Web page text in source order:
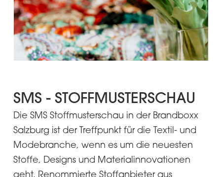
SMS - STOFFMUSTERSCHAU
Die SMS Stoffmusterschau in der Brandboxx
Salzburg ist der Treffpunkt für die Textil- und
Modebranche, wenn es um die neuesten
Stoffe, Designs und Materialinnovationen
geht. Renommierte Stoffanbieter aus